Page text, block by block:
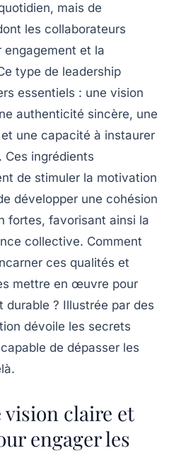
mais de
les collaborateurs
engagement et la
type de leadership
essentiels : une vision
authenticité sincère, une
une capacité à instaurer
Ces ingrédients
de stimuler la motivation
développer une cohésion
fortes, favorisant ainsi la
collective. Comment
ces qualités et
mettre en œuvre pour
? Illustrée par des
dévoile les secrets
de dépasser les
vision claire et
engager les